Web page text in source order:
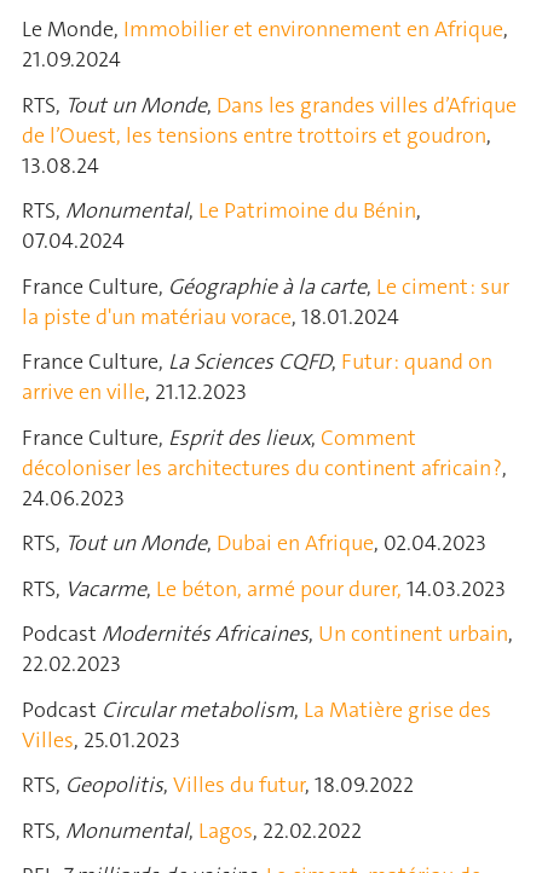
Le Monde, Immobilier et environnement en Afrique,
21.09.2024
RTS, Tout un Monde, Dans les grandes villes d’Afrique
de l’Ouest, les tensions entre trottoirs et goudron,
13.08.24
RTS, Monumental, Le Patrimoine du Bénin,
07.04.2024
France Culture, Géographie à la carte, Le ciment : sur
la piste d'un matériau vorace, 18.01.2024
France Culture, La Sciences CQFD, Futur : quand on
arrive en ville, 21.12.2023
France Culture, Esprit des lieux, Comment
décoloniser les architectures du continent africain ?,
24.06.2023
RTS, Tout un Monde, Dubai en Afrique, 02.04.2023
RTS, Vacarme, Le béton, armé pour durer, 14.03.2023
Podcast Modernités Africaines, Un continent urbain,
22.02.2023
Podcast Circular metabolism, La Matière grise des
Villes, 25.01.2023
RTS, Geopolitis, Villes du futur, 18.09.2022
RTS, Monumental, Lagos, 22.02.2022